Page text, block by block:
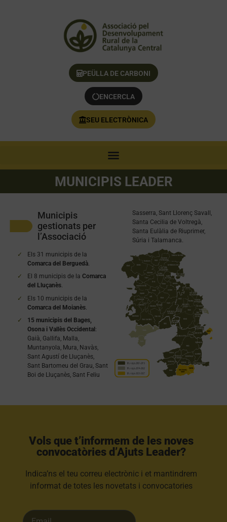
PEÜLLA DE CARBONI
ENCERCLA
SEU ELECTRÒNICA
MUNICIPIS LEADER
Municipis
gestionats per
l’Associació
Els 31 municipis de la
Comarca del Berguedà.
El 8 municipis de la Comarca
del Lluçanès.
Els 10 municipis de la
Comarca del Moianès.
15 municipis del Bages,
Osona i Vallès Occidental:
Gaià, Gallifa, Malla,
Muntanyola, Mura, Navàs,
Sant Agustí de Lluçanès,
Sant Bartomeu del Grau, Sant
Boi de Lluçanès, Sant Feliu
Sasserra, Sant Llorenç Savall,
Santa Cecilia de Voltregà,
Santa Eulàlia de Riuprimer,
Súria i Talamanca.
Vols que t’informem de les noves
convocatòries d’Ajuts Leader?​
Indica’ns el teu correu electrònic i et mantindrem
informat de totes les novetats i convocatories